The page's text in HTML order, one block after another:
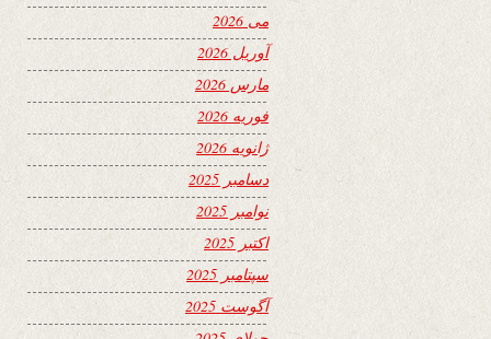
می 2026
آوریل 2026
مارس 2026
فوریه 2026
ژانویه 2026
دسامبر 2025
نوامبر 2025
اکتبر 2025
سپتامبر 2025
آگوست 2025